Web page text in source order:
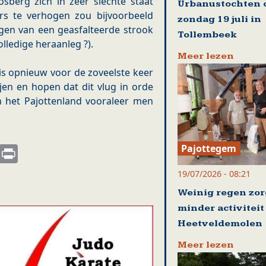
te verhogen zou bijvoorbeeld
van een geasfalteerde strook
heraanleg ?).
opnieuw voor de zoveelste keer
en hopen dat dit vlug in orde
Pajottenland vooraleer men
Urbanustochten
zondag 19 juli in
Tollembeek
Meer lezen
Pajottegem
19/07/2026 - 08:21
Weinig regen
minder activiteit
Heetveldemolen
Meer lezen